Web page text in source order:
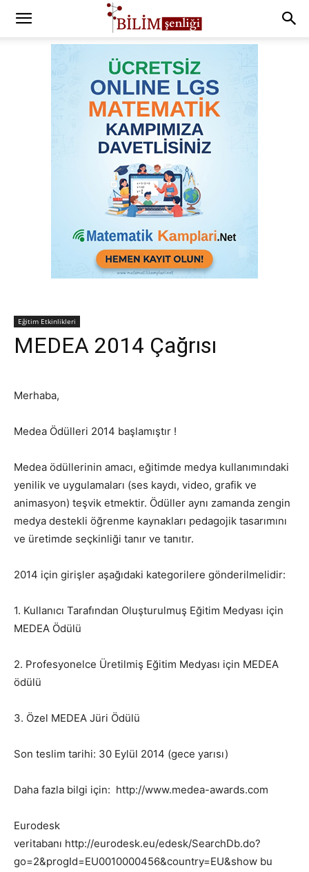
Eğitim Etkinlikleri
MEDEA 2014 Çağrısı
Merhaba,
Medea Ödülleri 2014 başlamıştır !
Medea ödüllerinin amacı, eğitimde medya kullanımındaki
yenilik ve uygulamaları (ses kaydı, video, grafik ve
animasyon) teşvik etmektir. Ödüller aynı zamanda zengin
medya destekli öğrenme kaynakları pedagojik tasarımını
ve üretimde seçkinliği tanır ve tanıtır.
2014 için girişler aşağıdaki kategorilere gönderilmelidir:
1. Kullanıcı Tarafından Oluşturulmuş Eğitim Medyası için
MEDEA Ödülü
2. Profesyonelce Üretilmiş Eğitim Medyası için MEDEA
ödülü
3. Özel MEDEA Jüri Ödülü
Son teslim tarihi: 30 Eylül 2014 (gece yarısı)
Daha fazla bilgi için: http://www.medea-awards.com
Eurodesk
veritabanı http://eurodesk.eu/edesk/SearchDb.do?
go=2&progId=EU0010000456&country=EU&show bu